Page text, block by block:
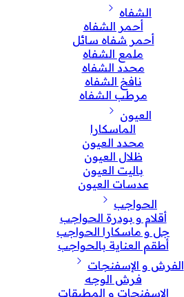
الشفاه
أحمر الشفاه
أحمر شفاه سائل
ملمع الشفاه
محدد الشفاه
نافخ الشفاه
مرطب الشفاه
العيون
الماسكارا
محدد العيون
ظلال العيون
باليت العيون
عدسات العيون
الحواجب
أقلام و بودرة الحواجب
جل و ماسكارا الحواجب
أطقم العناية بالحواجب
الفرش و الإسفنجات
فرش الوجه
الإسفنجات و المطبقات